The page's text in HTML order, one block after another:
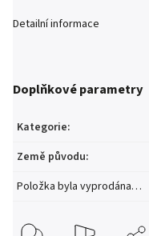
Detailní informace
Doplňkové parametry
Kategorie:
Země původu:
Položka byla vyprodána…